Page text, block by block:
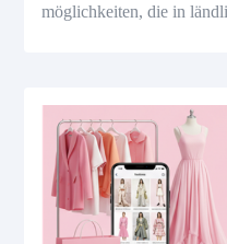
möglichkeiten, die in